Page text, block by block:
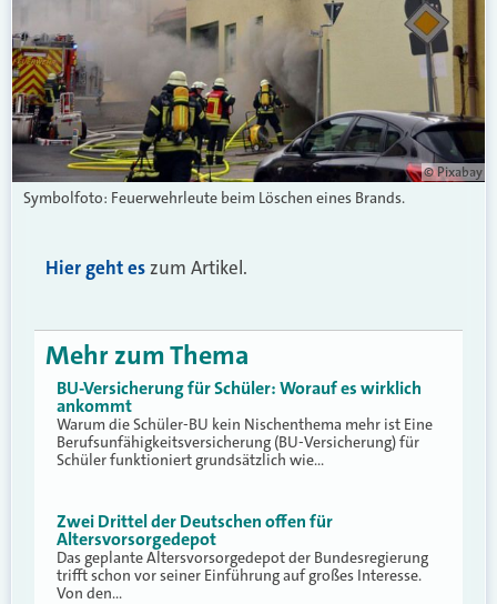
© Pixabay
Symbolfoto: Feuerwehrleute beim Löschen eines Brands.
Hier geht eszum Artikel.
Mehr zum Thema
BU-Versicherung für Schüler: Worauf es wirklich
ankommt
Warum die Schüler-BU kein Nischenthema mehr ist Eine
Berufsunfähigkeitsversicherung (BU-Versicherung) für
Schüler funktioniert grundsätzlich wie…
Zwei Drittel der Deutschen offen für
Altersvorsorgedepot
Das geplante Altersvorsorgedepot der Bundesregierung
trifft schon vor seiner Einführung auf großes Interesse.
Von den…